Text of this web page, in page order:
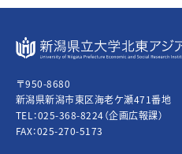
〒950-8680
新潟県新潟市東区海老ケ瀬471番地
TEL：025-368-8224（企画広報課）
FAX：025-270-5173